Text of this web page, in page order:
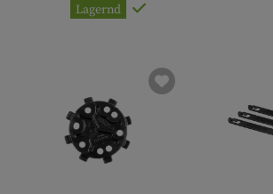
Lagernd